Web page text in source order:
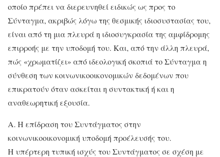
οποίο πρέπει να διερευνηθεί ειδικώς ως προς το
Σύνταγμα, ακριβώς λόγω της θεσμικής ιδιοσυστασίας του,
είναι από τη μια πλευρά η ιδιοσυγκρασία της αμφίδρομης
επιρροής με την υποδομή του. Και, από την άλλη πλευρά,
πώς «χρωματίζει» από ιδεολογική σκοπιά το Σύνταγμα η
σύνθεση των κοινωνικοοικονομικών δεδομένων που
επικρατούν όταν ασκείται η συντακτική ή και η
αναθεωρητική εξουσία.
Α. Η επίδραση του Συντάγματος στην
κοινωνικοοικονομική υποδομή προέλευσής του.
Η υπέρτερη τυπική ισχύς του Συντάγματος σε σχέση με